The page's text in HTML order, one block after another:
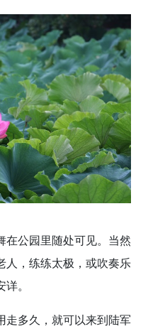
在公园里随处可见。当然
人，练练太极，或吹奏乐
。
走多久，就可以来到陆军